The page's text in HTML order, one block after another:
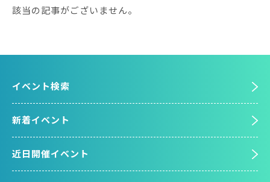
該当の記事がございません。
イベント検索
新着イベント
近日開催イベント